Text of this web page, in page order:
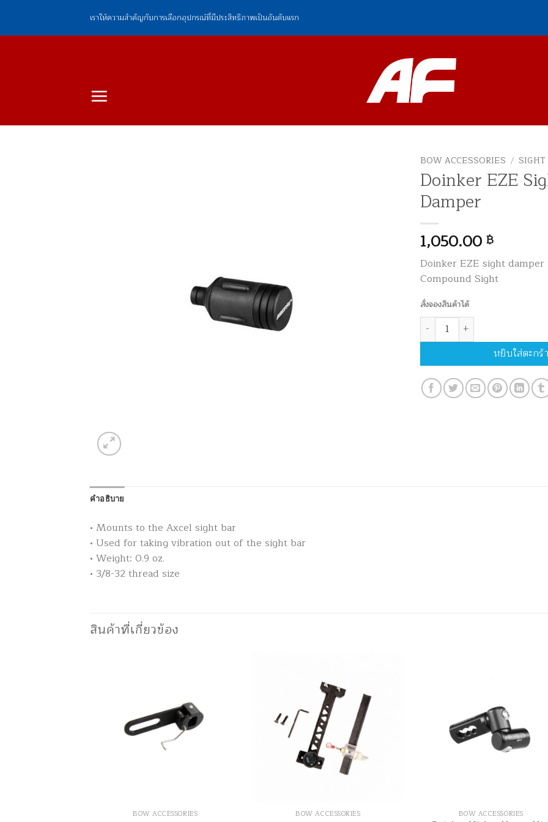
ยัง
เราให้ความสำคัญกับการเลือกอุปกรณ์ที่มีประสิทธิภาพเป็นอันดับแรก
BOW ACCESSORIES / SIGHT
Doinker EZE
Damper
1,050.00 ฿
Doinker EZE sight
Compound Sight
สั่งจองสินค้าได้
จำนวน Doinker EZE Sight
หยิบใส่ตะกร้า
คำอธิบาย
• Mounts to the Axcel sight bar
• Used for taking vibration out of the sight bar
• Weight: 0.9 oz.
• 3/8-32 thread size
สินค้าที่เกี่ยวข้อง
BOW ACCESSORIES BOW ACCESSORIES BOW ACCESSORIES